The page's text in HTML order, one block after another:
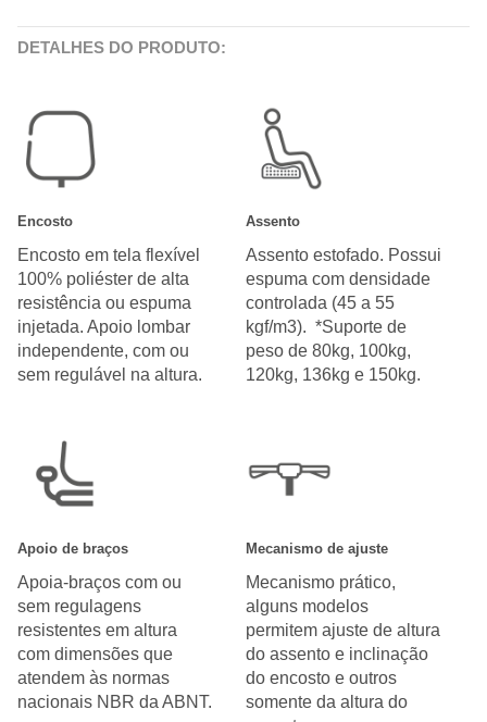
DETALHES DO PRODUTO:
Encosto
Encosto em tela flexível
100% poliéster de alta
resistência ou espuma
injetada. Apoio lombar
independente, com ou
sem regulável na altura.
Assento
Assento estofado. Possui
espuma com densidade
controlada (45 a 55
kgf/m3). *Suporte de
peso de 80kg, 100kg,
120kg, 136kg e 150kg.
Apoio de braços
Apoia-braços com ou
sem regulagens
resistentes em altura
com dimensões que
atendem às normas
nacionais NBR da ABNT.
Mecanismo de ajuste
Mecanismo prático,
alguns modelos
permitem ajuste de altura
do assento e inclinação
do encosto e outros
somente da altura do